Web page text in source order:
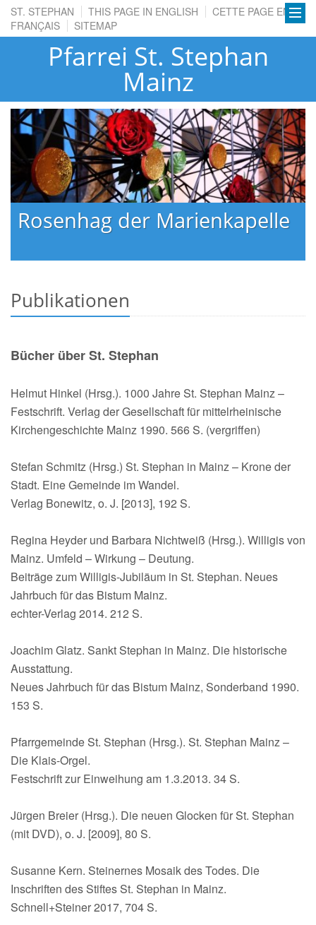
ST. STEPHAN THIS PAGE IN ENGLISH
CETTE PAGE EN
FRANÇAIS
SITEMAP
Pfarrei St. Stephan
Mainz
Rosenhag der Marienkapelle
Publikationen
Bücher über St. Stephan
Helmut Hinkel (Hrsg.). 1000 Jahre St. Stephan Mainz –
Festschrift. Verlag der Gesellschaft für mittelrheinische
Kirchengeschichte Mainz 1990. 566 S. (vergriffen)
Stefan Schmitz (Hrsg.) St. Stephan in Mainz – Krone der
Stadt. Eine Gemeinde im Wandel.
Verlag Bonewitz, o. J. [2013], 192 S.
Regina Heyder und Barbara Nichtweiß (Hrsg.). Willigis von
Mainz. Umfeld – Wirkung – Deutung.
Beiträge zum Willigis-Jubiläum in St. Stephan. Neues
Jahrbuch für das Bistum Mainz.
echter-Verlag 2014. 212 S.
Joachim Glatz. Sankt Stephan in Mainz. Die historische
Ausstattung.
Neues Jahrbuch für das Bistum Mainz, Sonderband 1990.
153 S.
Pfarrgemeinde St. Stephan (Hrsg.). St. Stephan Mainz –
Die Klais-Orgel.
Festschrift zur Einweihung am 1.3.2013. 34 S.
Jürgen Breier (Hrsg.). Die neuen Glocken für St. Stephan
(mit DVD), o. J. [2009], 80 S.
Susanne Kern. Steinernes Mosaik des Todes. Die
Inschriften des Stiftes St. Stephan in Mainz.
Schnell+Steiner 2017, 704 S.